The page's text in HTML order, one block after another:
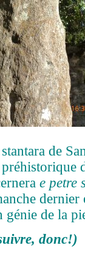
de
e petre
dernier
de la
donc!)